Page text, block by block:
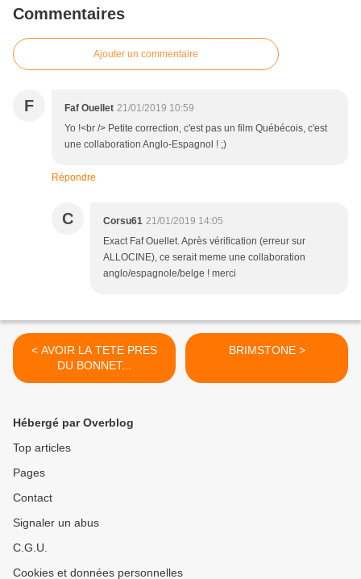
Commentaires
Ajouter un commentaire
F Faf Ouellet 21/01/2019 10:59
Yo !<br /> Petite correction, c'est pas un film Québécois, c'est
une collaboration Anglo-Espagnol ! ;)
Répondre
C Corsu61 21/01/2019 14:05
Exact Faf Ouellet. Après vérification (erreur sur
ALLOCINE), ce serait meme une collaboration
anglo/espagnole/belge ! merci
< AVOIR LA TETE PRES
DU BONNET...
BRIMSTONE >
Hébergé par Overblog
Top articles
Pages
Contact
Signaler un abus
C.G.U.
Cookies et données personnelles